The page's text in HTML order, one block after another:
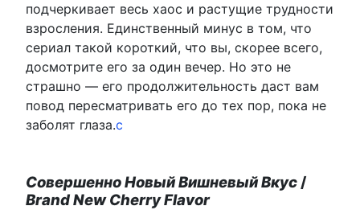
подчеркивает весь хаос и растущие трудности
взросления. Единственный минус в том, что
сериал такой короткий, что вы, скорее всего,
досмотрите его за один вечер. Но это не
страшно — его продолжительность даст вам
повод пересматривать его до тех пор, пока не
заболят глаза.с
Совершенно Новый Вишневый Вкус /
Brand New Cherry Flavor